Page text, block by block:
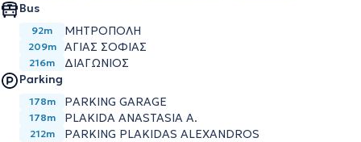
Bus
92m ΜΗΤΡΟΠΟΛΗ
209m ΑΓΙΑΣ ΣΟΦΙΑΣ
216m
ΔΙΑΓΩΝΙΟΣ
Parking
178m PARKING GARAGE
178m PLAKIDA ANASTASIA A.
212m
PARKING PLAKIDAS ALEXANDROS